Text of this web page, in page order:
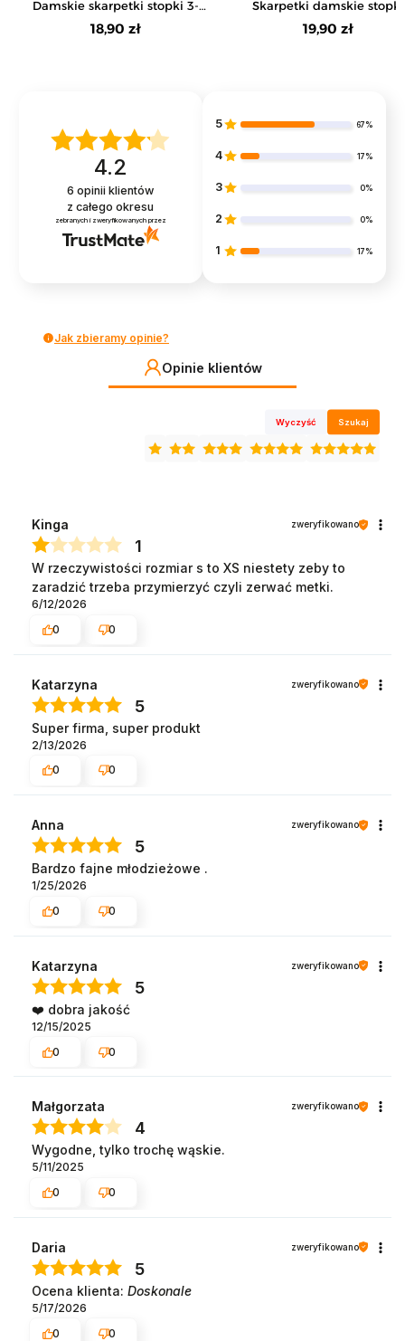
Damskie skarpetki stopki 3-
pak
18,90 zł
Skarpetki damskie stopki
bawełniane haftowaną
pak
19,90 zł
4.2
6 opinii klientów
z całego okresu
zebranych i zweryfikowanych przez
5 67%
4 17%
3 0%
2 0%
1 17%
Jak zbieramy opinie?
Opinie klientów
Wyczyść Szukaj
Kinga zweryfikowano
1
W rzeczywistości rozmiar s to XS niestety zeby to
zaradzić trzeba przymierzyć czyli zerwać metki.
6/12/2026
0
0
Katarzyna zweryfikowano
5
Super firma, super produkt
2/13/2026
0
0
Anna zweryfikowano
5
Bardzo fajne młodzieżowe .
1/25/2026
0
0
Katarzyna zweryfikowano
5
❤️ dobra jakość
12/15/2025
0
0
Małgorzata zweryfikowano
4
Wygodne, tylko trochę wąskie.
5/11/2025
0
0
Daria zweryfikowano
5
Ocena klienta: Doskonale
5/17/2026
0
0